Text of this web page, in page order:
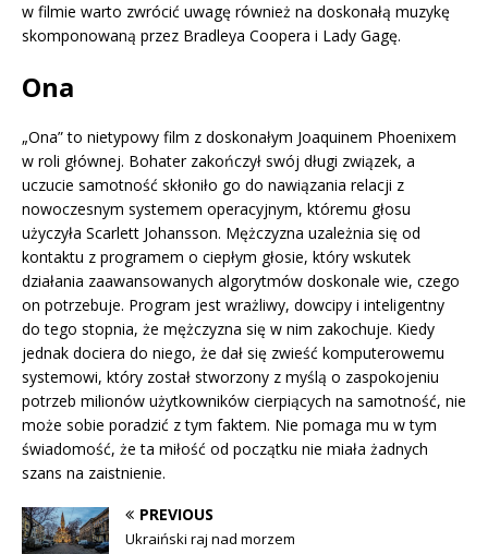
w filmie warto zwrócić uwagę również na doskonałą muzykę
skomponowaną przez Bradleya Coopera i Lady Gagę.
Ona
„Ona” to nietypowy film z doskonałym Joaquinem Phoenixem
w roli głównej. Bohater zakończył swój długi związek, a
uczucie samotność skłoniło go do nawiązania relacji z
nowoczesnym systemem operacyjnym, któremu głosu
użyczyła Scarlett Johansson. Mężczyzna uzależnia się od
kontaktu z programem o ciepłym głosie, który wskutek
działania zaawansowanych algorytmów doskonale wie, czego
on potrzebuje. Program jest wrażliwy, dowcipy i inteligentny
do tego stopnia, że mężczyzna się w nim zakochuje. Kiedy
jednak dociera do niego, że dał się zwieść komputerowemu
systemowi, który został stworzony z myślą o zaspokojeniu
potrzeb milionów użytkowników cierpiących na samotność, nie
może sobie poradzić z tym faktem. Nie pomaga mu w tym
świadomość, że ta miłość od początku nie miała żadnych
szans na zaistnienie.
PREVIOUS
Ukraiński raj nad morzem